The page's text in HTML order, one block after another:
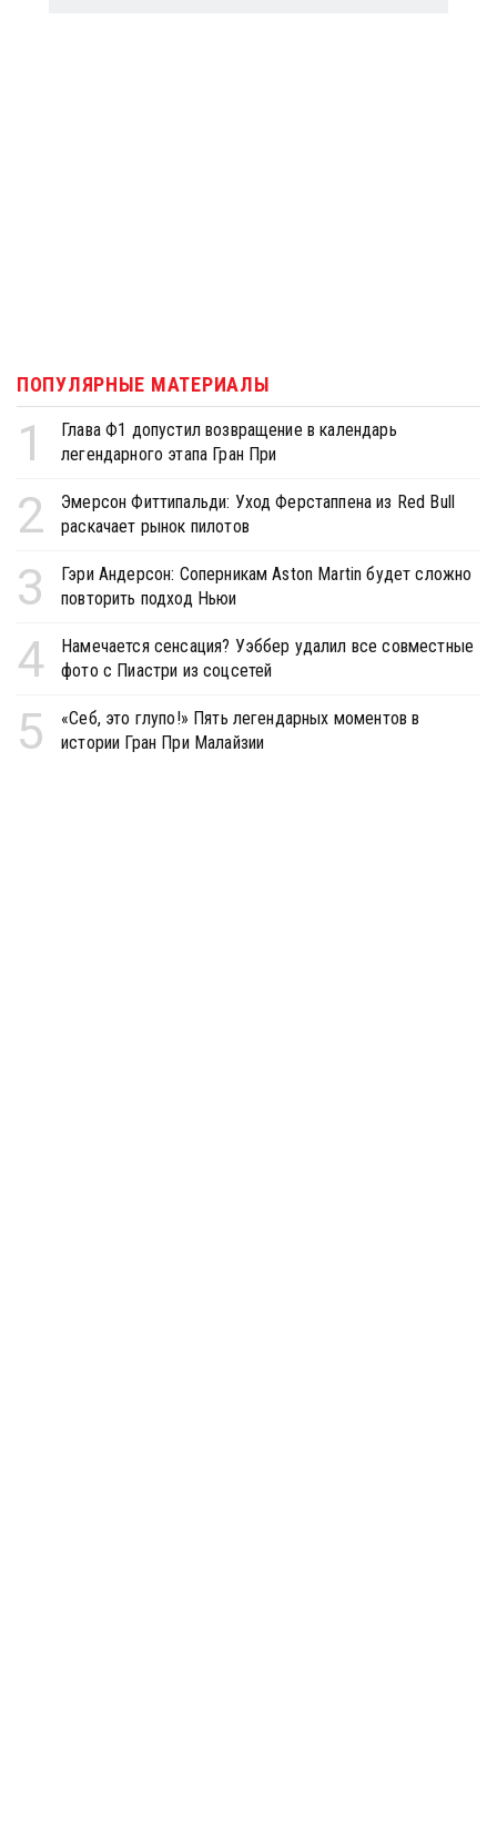
ПОПУЛЯРНЫЕ МАТЕРИАЛЫ
1
Глава Ф1 допустил возвращение в календарь
легендарного этапа Гран При
2
Эмерсон Фиттипальди: Уход Ферстаппена из Red Bull
раскачает рынок пилотов
3
Гэри Андерсон: Соперникам Aston Martin будет сложно
повторить подход Ньюи
4
Намечается сенсация? Уэббер удалил все совместные
фото с Пиастри из соцсетей
5
«Себ, это глупо!» Пять легендарных моментов в
истории Гран При Малайзии